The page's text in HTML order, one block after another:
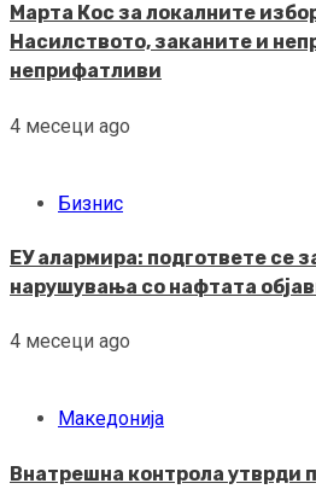
Марта Кос за локалните
Насилството, заканите и
неприфатливи
4 месеци ago
Бизнис
ЕУ алармира: подгответе се
нарушувања со нафтата
4 месеци ago
Македонија
Внатрешна контрола утврди